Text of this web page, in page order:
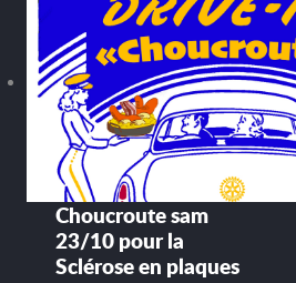
Choucroute sam
23/10 pour la
Sclérose en plaques